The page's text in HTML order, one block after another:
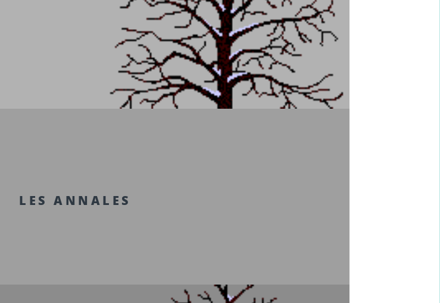
LES ANNALES